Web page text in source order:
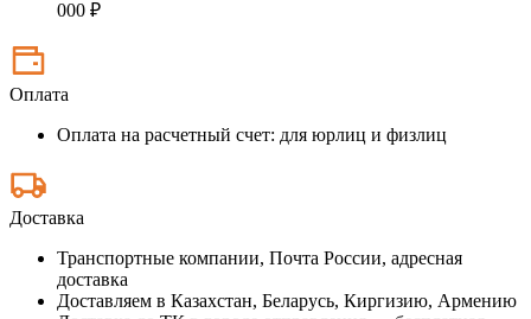
000 ₽
Оплата
Оплата на расчетный счет: для юрлиц и физлиц
Доставка
Транспортные компании, Почта России, адресная
доставка
Доставляем в Казахстан, Беларусь, Киргизию, Армению